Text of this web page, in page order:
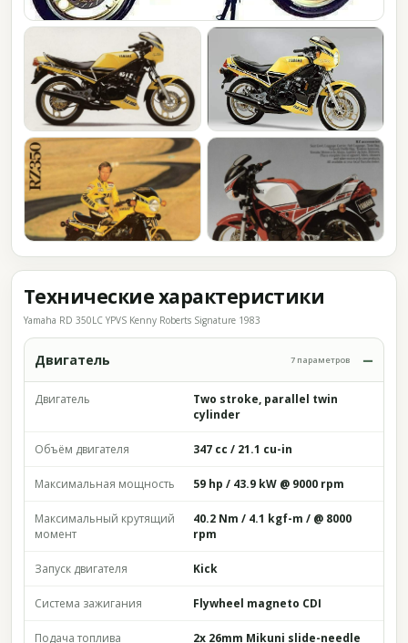
Технические характеристики
Yamaha RD 350LC YPVS Kenny Roberts Signature 1983
Двигатель 7 параметров
Двигатель
Two stroke, parallel twin
cylinder
Объём двигателя 347 cc / 21.1 cu-in
Максимальная мощность 59 hp / 43.9 kW @ 9000 rpm
Максимальный крутящий
момент
40.2 Nm / 4.1 kgf-m / @ 8000
rpm
Запуск двигателя Kick
Система зажигания Flywheel magneto CDI
Подача топлива 2x 26mm Mikuni slide-needle